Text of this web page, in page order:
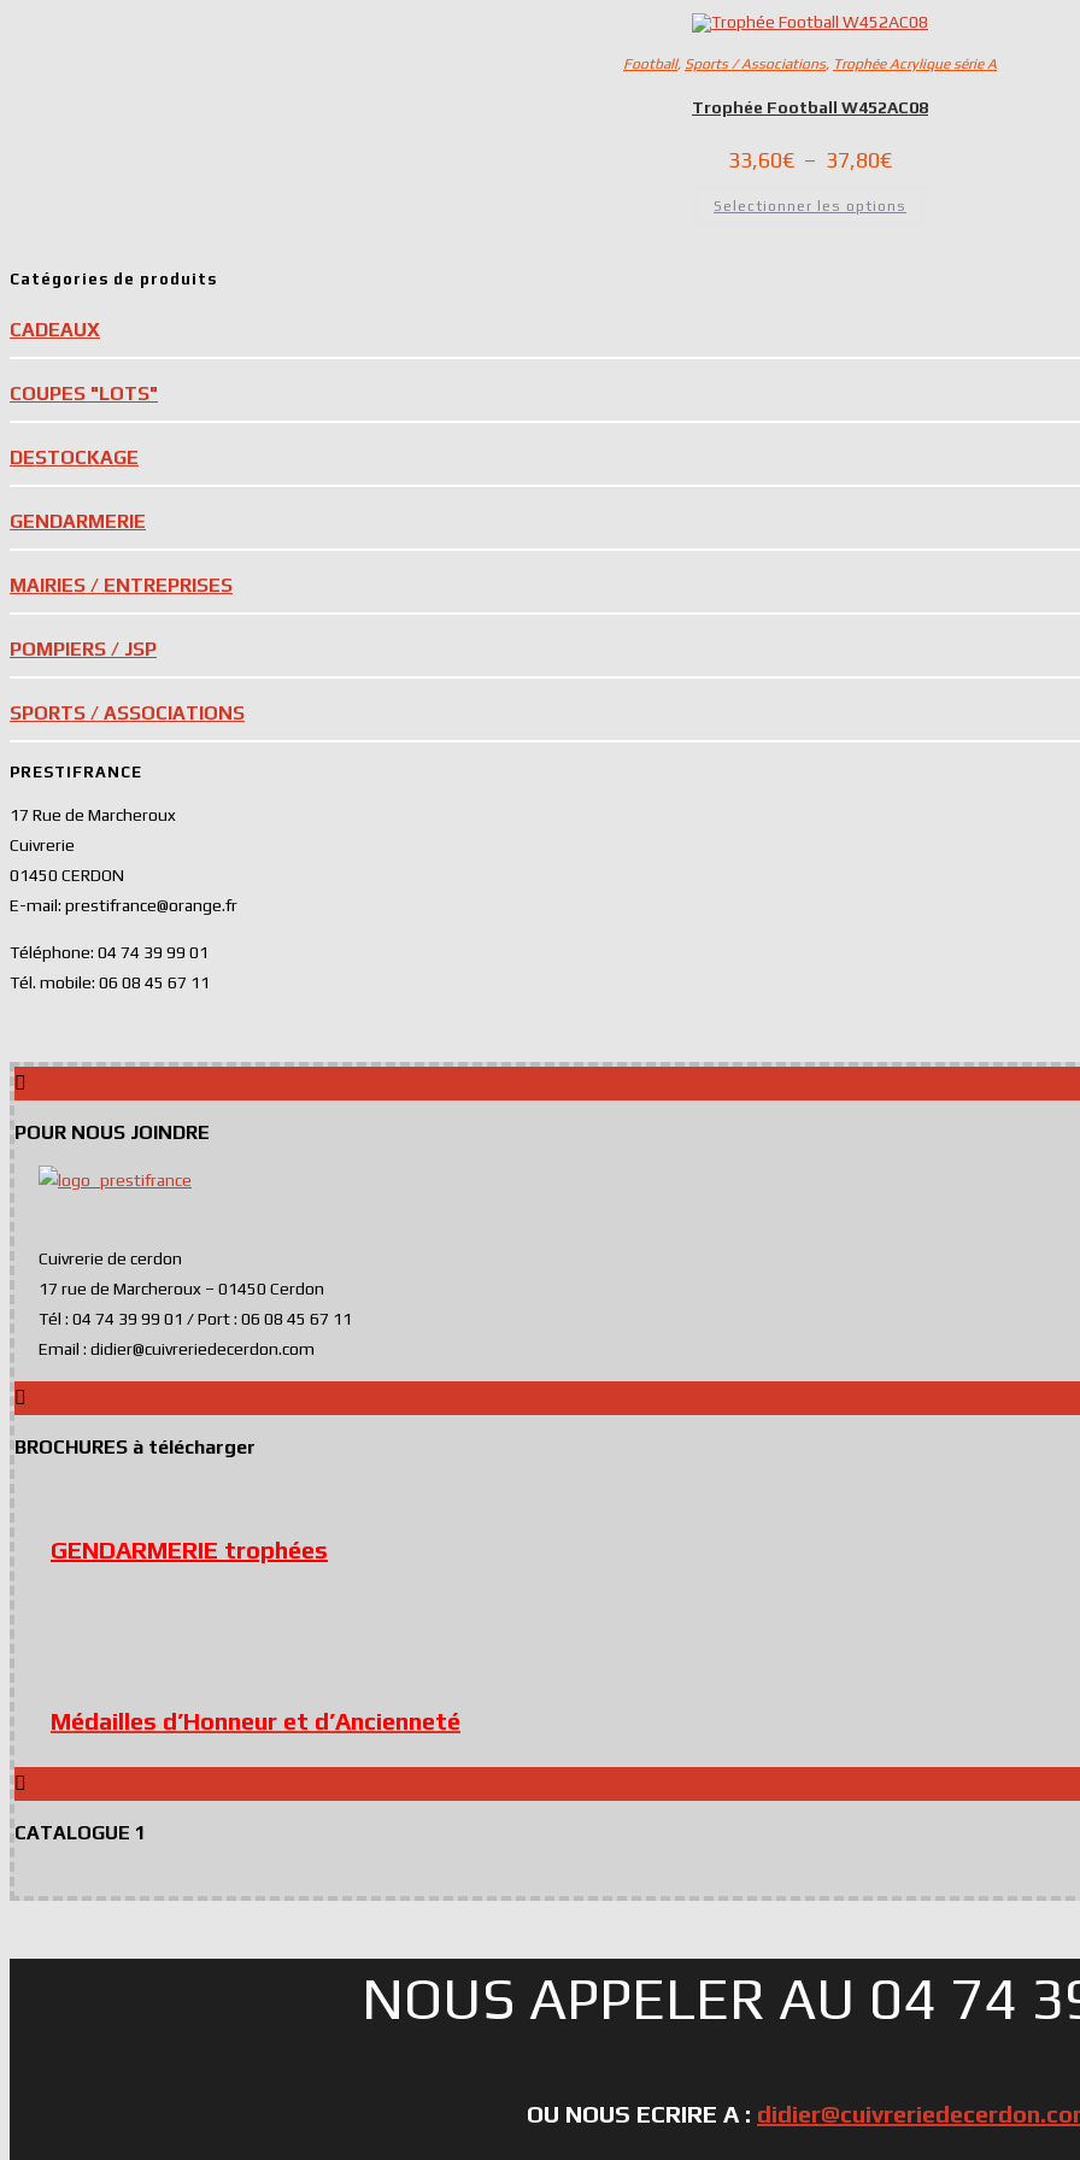
29,70€variations.
options
peuvent
choisies
Football, Sports / Associations, Trophée Acrylique série A
Trophée Football W452AC08
33,60€ – 37,80€Plage
prix :
Selectionner les options
sur
produit
Catégories de produits
CADEAUX
COUPES "LOTS"
DESTOCKAGE
GENDARMERIE
MAIRIES / ENTREPRISES
POMPIERS / JSP
SPORTS / ASSOCIATIONS
PRESTIFRANCE
17 Rue de Marcheroux
Cuivrerie
01450 CERDON
E-mail: prestifrance@orange.fr
Téléphone: 04 74 39 99 01
Tél. mobile: 06 08 45 67 11
POUR NOUS JOINDRE
Cuivrerie de cerdon
17 rue de Marcheroux – 01450 Cerdon
Tél : 04 74 39 99 01 / Port : 06 08 45 67 11
Email : didier@cuivreriedecerdon.com
BROCHURES à télécharger
GENDARMERIE trophées
Médailles d’Honneur et d’Ancienneté
CATALOGUE 1
NOUS APPELER AU 04 74
OU NOUS ECRIRE A :